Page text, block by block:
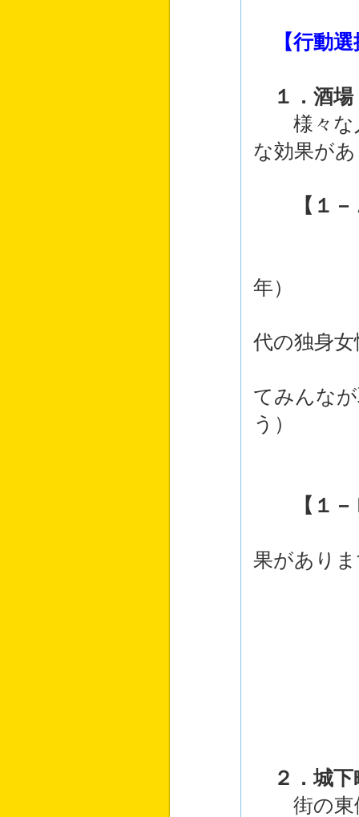
【行動
１．酒場
様々な人
な効果が
【１
年）
代の独身女
てみんな
う）
【１
果があり
２．城
街の東側